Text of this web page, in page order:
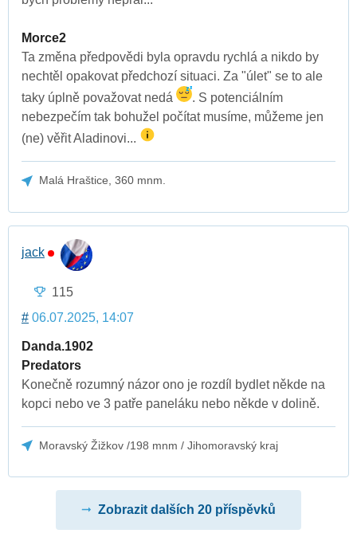
Morce2
Ta změna předpovědi byla opravdu rychlá a nikdo by
nechtěl opakovat předchozí situaci. Za "úlet" se to ale
taky úplně považovat nedá
. S potenciálním
nebezpečím tak bohužel počítat musíme, můžeme jen
(ne) věřit Aladinovi...
Malá Hraštice, 360 mnm.
jack
115
# 06.07.2025, 14:07
Danda.1902
Predators
Konečně rozumný názor ono je rozdíl bydlet někde na
kopci nebo ve 3 patře paneláku nebo někde v dolině.
Moravský Žižkov /198 mnm / Jihomoravský kraj
Zobrazit dalších 20 příspěvků